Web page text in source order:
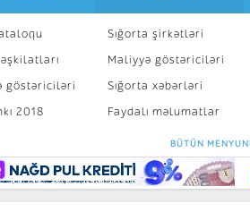
göstəriciləri
2018
Sığorta şirkətləri
Maliyyə göstəriciləri
Sığorta xəbərləri
Faydalı məlumatlar
Sığorta kalkulyatoru
BÜTÜN